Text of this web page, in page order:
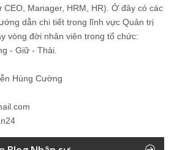
Manager, HRM, HR). Ở đây có các
dẫn chi tiết trong lĩnh vực Quản trị
vòng đời nhân viên trong tổ chức:
- Giữ - Thải.
Hùng Cường